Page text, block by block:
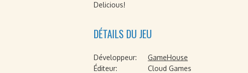
Delicious!
DÉTAILS DU JEU
Développeur:
GameHouse
Éditeur:
Cloud Games